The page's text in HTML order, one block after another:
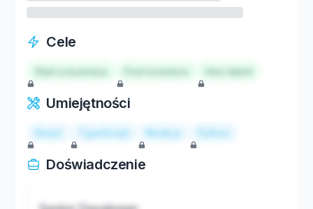
Cele
Start a business Hire talent
Umiejętności
React TypeScript Node.js Python
Doświadczenie